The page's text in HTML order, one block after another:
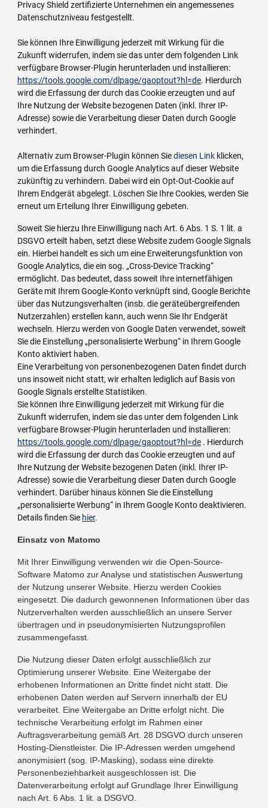
Privacy Shield zertifizierte Unternehmen ein angemessenes
Datenschutzniveau festgestellt.
Sie können Ihre Einwilligung jederzeit mit Wirkung für die
Zukunft widerrufen, indem sie das unter dem folgenden Link
verfügbare Browser-Plugin herunterladen und installieren:
https://tools.google.com/dlpage/gaoptout?hl=de. Hierdurch
wird die Erfassung der durch das Cookie erzeugten und auf
Ihre Nutzung der Website bezogenen Daten (inkl. Ihrer IP-
Adresse) sowie die Verarbeitung dieser Daten durch Google
verhindert.
Alternativ zum Browser-Plugin können Siediesen Link klicken,
um die Erfassung durch Google Analytics auf dieser Website
zukünftig zu verhindern. Dabei wird ein Opt-Out-Cookie auf
Ihrem Endgerät abgelegt. Löschen Sie Ihre Cookies, werden Sie
erneut um Erteilung Ihrer Einwilligung gebeten.
Soweit Sie hierzu Ihre Einwilligung nach Art. 6 Abs. 1 S. 1 lit. a
DSGVO erteilt haben, setzt diese Website zudem Google Signals
ein. Hierbei handelt es sich um eine Erweiterungsfunktion von
Google Analytics, die ein sog. „Cross-Device Tracking“
ermöglicht. Das bedeutet, dass soweit Ihre internetfähigen
Geräte mit Ihrem Google-Konto verknüpft sind, Google Berichte
über das Nutzungsverhalten (insb. die geräteübergreifenden
Nutzerzahlen) erstellen kann, auch wenn Sie Ihr Endgerät
wechseln. Hierzu werden von Google Daten verwendet, soweit
Sie die Einstellung „personalisierte Werbung“ in Ihrem Google
Konto aktiviert haben.
Eine Verarbeitung von personenbezogenen Daten findet durch
uns insoweit nicht statt, wir erhalten lediglich auf Basis von
Google Signals erstellte Statistiken.
Sie können Ihre Einwilligung jederzeit mit Wirkung für die
Zukunft widerrufen, indem sie das unter dem folgenden Link
verfügbare Browser-Plugin herunterladen und installieren:
https://tools.google.com/dlpage/gaoptout?hl=de . Hierdurch
wird die Erfassung der durch das Cookie erzeugten und auf
Ihre Nutzung der Website bezogenen Daten (inkl. Ihrer IP-
Adresse) sowie die Verarbeitung dieser Daten durch Google
verhindert. Darüber hinaus können Sie die Einstellung
„personalisierte Werbung“ in Ihrem Google Konto deaktivieren.
Details finden Sie hier.
Einsatz von Matomo
Mit Ihrer Einwilligung verwenden wir die Open-Source-
Software Matomo zur Analyse und statistischen Auswertung
der Nutzung unserer Website. Hierzu werden Cookies
eingesetzt. Die dadurch gewonnenen Informationen über das
Nutzerverhalten werden ausschließlich an unsere Server
übertragen und in pseudonymisierten Nutzungsprofilen
zusammengefasst.
Die Nutzung dieser Daten erfolgt ausschließlich zur
Optimierung unserer Website. Eine Weitergabe der
erhobenen Informationen an Dritte findet nicht statt. Die
erhobenen Daten werden auf Servern innerhalb der EU
verarbeitet. Eine Weitergabe an Dritte erfolgt nicht. Die
technische Verarbeitung erfolgt im Rahmen einer
Auftragsverarbeitung gemäß Art. 28 DSGVO durch unseren
Hosting-Dienstleister. Die IP-Adressen werden umgehend
anonymisiert (sog. IP-Masking), sodass eine direkte
Personenbeziehbarkeit ausgeschlossen ist. Die
Datenverarbeitung erfolgt auf Grundlage Ihrer Einwilligung
nach Art. 6 Abs. 1 lit. a DSGVO.